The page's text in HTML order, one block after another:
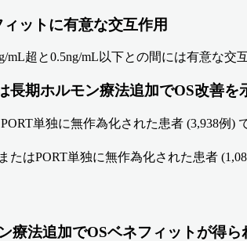
ットに有意な交互作用
mL超と0.5ng/mL以下との間には有意な交
長期ホルモン療法追加でOS改善を
単独に無作為化された患者 (3,938例)
たはPORT単独に無作為化された患者
療法追加でOSベネフィットが得ら